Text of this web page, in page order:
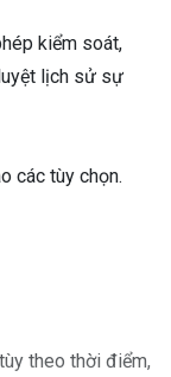
kiểm soát,
lịch sử sự
các tùy chọn.
theo thời điểm,